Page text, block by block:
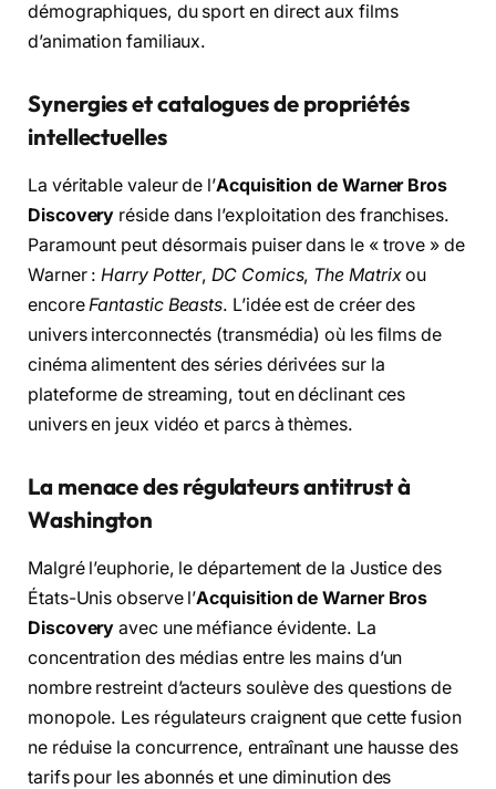
démographiques, du sport en direct aux films
d’animation familiaux.
Synergies et catalogues de propriétés
intellectuelles
La véritable valeur de l’Acquisition de Warner Bros
Discovery réside dans l’exploitation des franchises.
Paramount peut désormais puiser dans le « trove » de
Warner :Harry Potter,DC Comics, The Matrixou
encoreFantastic Beasts. L’idée est de créer des
univers interconnectés (transmédia) où les films de
cinéma alimentent des séries dérivées sur la
plateforme de streaming, tout en déclinant ces
univers en jeux vidéo et parcs à thèmes.
La menace des régulateurs antitrust à
Washington
Malgré l’euphorie, le département de la Justice des
États-Unis observe l’Acquisition de Warner Bros
Discovery avec une méfiance évidente. La
concentration des médias entre les mains d’un
nombre restreint d’acteurs soulève des questions de
monopole. Les régulateurs craignent que cette fusion
ne réduise la concurrence, entraînant une hausse des
tarifs pour les abonnés et une diminution des